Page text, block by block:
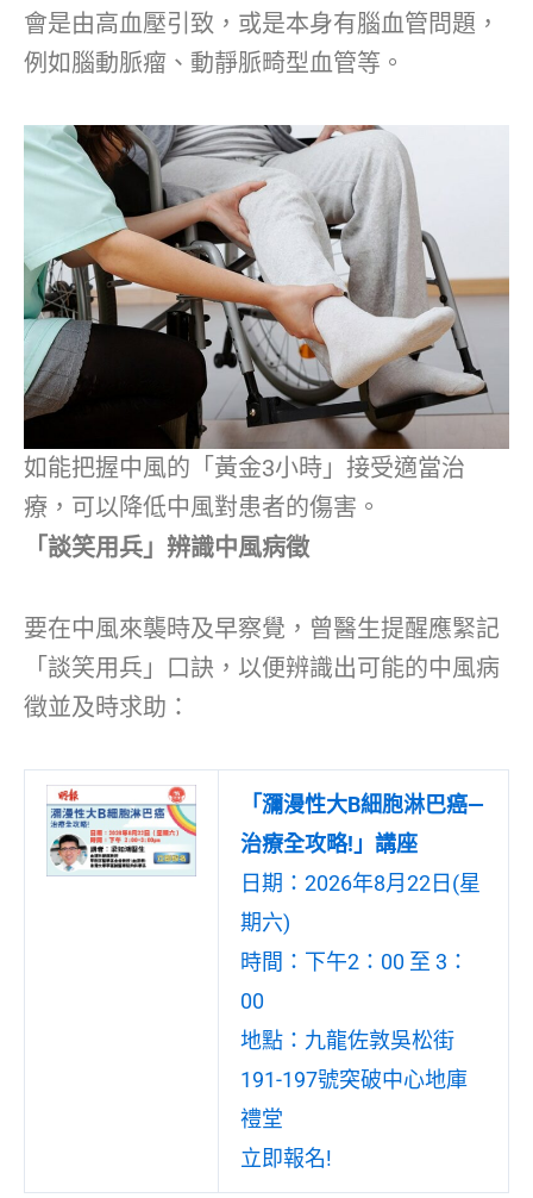
會是由高血壓引致，或是本身有腦血管問題，
例如腦動脈瘤、動靜脈畸型血管等。
如能把握中風的「黃金3小時」接受適當治
療，可以降低中風對患者的傷害。
「談笑用兵」辨識中風病徵
要在中風來襲時及早察覺，曾醫生提醒應緊記
「談笑用兵」口訣，以便辨識出可能的中風病
徵並及時求助：
「瀰漫性大B細胞淋巴癌—
治療全攻略!」講座
日期：2026年8月22日(星
期六)
時間：下午2：00 至 3：
00
地點：九龍佐敦吳松街
191-197號突破中心地庫
禮堂
立即報名!